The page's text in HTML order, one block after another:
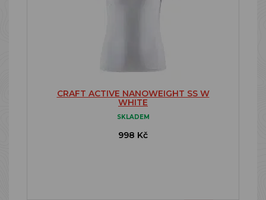
CRAFT ACTIVE NANOWEIGHT SS W
WHITE
SKLADEM
998 Kč